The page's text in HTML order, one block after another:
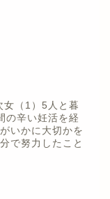
女（1）5人と暮
の辛い妊活を経
いかに大切かを
で努力したこと